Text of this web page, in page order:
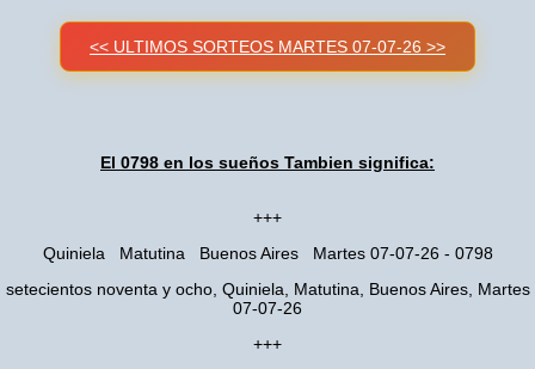
<< ULTIMOS SORTEOS MARTES 07-07-26 >>
El 0798 en los sueños Tambien significa:
+++
Quiniela Matutina Buenos Aires Martes 07-07-26 - 0798
setecientos noventa y ocho, Quiniela, Matutina, Buenos Aires, Martes
07-07-26
+++